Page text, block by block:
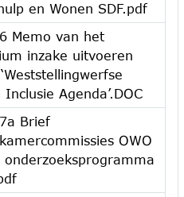
en Wonen SDF.pdf
Memo van het
inzake uitvoeren
Inclusie Agenda’.DOC
Brief
OWO
onderzoeksprogramma